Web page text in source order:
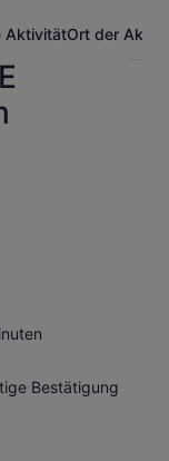
AktivitätOrt der
Bestätigung